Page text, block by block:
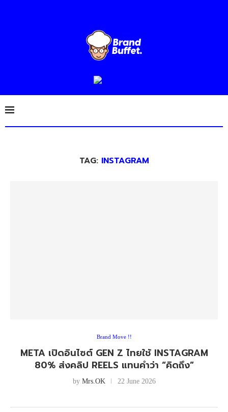
TAG: INSTAGRAM
Brand Move !!
META เปิดอินไซต์ GEN Z ไทยใช้ INSTAGRAM
80% ส่งคลิป REELS แทนคำว่า “คิดถึง”
by Mrs.OK 22 June 2026